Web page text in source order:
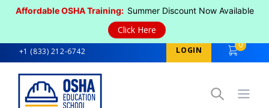
Affordable OSHA Training: Summer Discount Now Available
Click Here
+1 (833) 212-6742 LOGIN
0